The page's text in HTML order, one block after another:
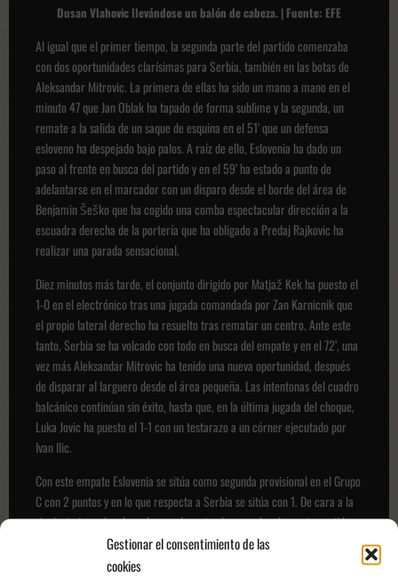
Gestionar el consentimiento de las
cookies
Dusan Vlahovic llevándose un balón de cabeza. | Fuente: EFE
Al igual que el primer tiempo, la segunda parte del partido comenzaba
con dos oportunidades clarísimas para Serbia, también en las botas de
Aleksandar Mitrovic. La primera de ellas ha sido un mano a mano en el
minuto 47 que Jan Oblak ha tapado de forma sublime y la segunda, un
remate a la salida de un saque de esquina en el 51’ que un defensa
esloveno ha despejado bajo palos. A raíz de ello, Eslovenia ha dado un
paso al frente en busca del partido y en el 59’ ha estado a punto de
adelantarse en el marcador con un disparo desde el borde del área de
Benjamin Šeško que ha cogido una comba espectacular dirección a la
escuadra derecha de la portería que ha obligado a Predaj Rajkovic ha
realizar una parada sensacional.
Diez minutos más tarde, el conjunto dirigido por Matjaž Kek ha puesto el
1-0 en el electrónico tras una jugada comandada por Zan Karnicnik que
el propio lateral derecho ha resuelto tras rematar un centro. Ante este
tanto, Serbia se ha volcado con todo en busca del empate y en el 72’, una
vez más Aleksandar Mitrovic ha tenido una nueva oportunidad, después
de disparar al larguero desde el área pequeña. Las intentonas del cuadro
balcánico continúan sin éxito, hasta que, en la última jugada del choque,
Luka Jovic ha puesto el 1-1 con un testarazo a un córner ejecutado por
Ivan Ilic.
Con este empate Eslovenia se sitúa como segunda provisional en el Grupo
C con 2 puntos y en lo que respecta a Serbia se sitúa con 1. De cara a la
siguiente jornada, el cuadro que ha actuado como local en este partido se
enfrentará el próximo 25 de junio a las 21:00 ante Inglaterra en el Rhein-
Energie-Stadion de Colonia. Y, por parte del conjunto serbio, se verá las